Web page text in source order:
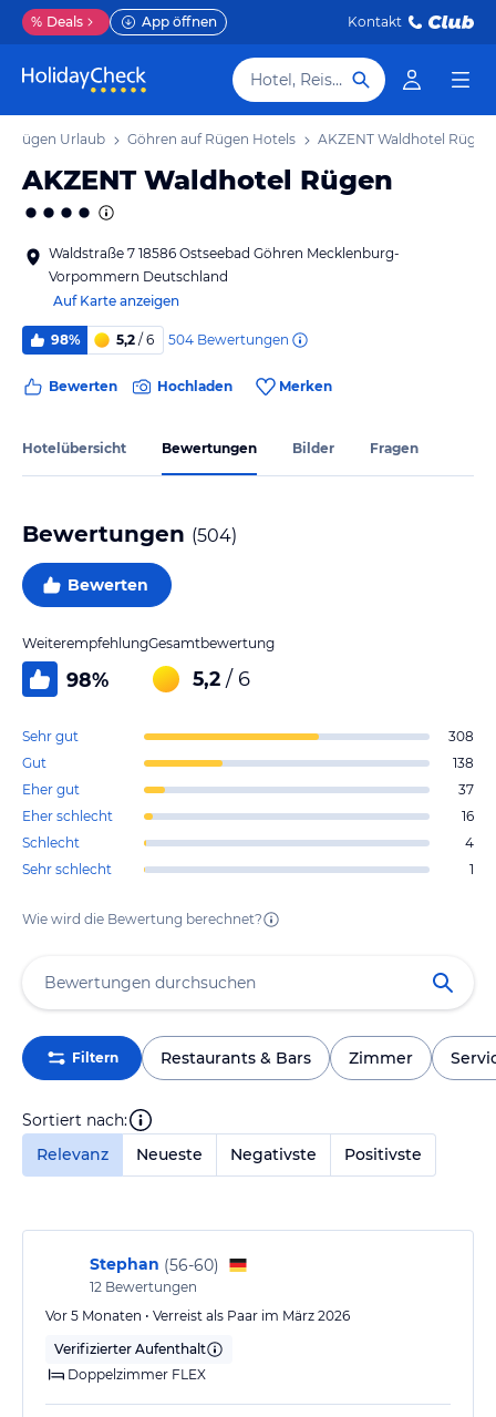
% Deals App öffnen Kontakt
Hotel, Reiseziel
Rügen Urlaub Göhren auf Rügen Hotels AKZENT Waldhotel Rügen
AKZENT Waldhotel Rügen
Waldstraße 7 18586 Ostseebad Göhren Mecklenburg-
Vorpommern Deutschland
Auf Karte anzeigen
98% 5,2 / 6 504 Bewertungen
Bewerten Hochladen Merken
Hotelübersicht Bewertungen Bilder Fragen
Bewertungen (504)
Bewerten
Weiterempfehlung
98%
Gesamtbewertung
5,2 / 6
Sehr gut
308
Gut
138
Eher gut
37
Eher schlecht
16
Schlecht
4
Sehr schlecht
1
Wie wird die Bewertung berechnet?
Filtern Restaurants & Bars Zimmer
Sortiert nach:
Relevanz
Neueste Negativste Positivste
Stephan (56-60)
12 Bewertungen
Vor 5 Monaten • Verreist als Paar im März 2026
Verifizierter Aufenthalt
Doppelzimmer FLEX